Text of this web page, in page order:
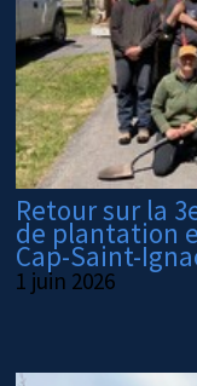
Retour sur la
de plantation
Cap-Saint-
1 juin 2026